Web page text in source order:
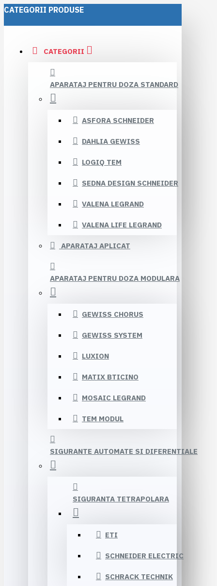
CATEGORII PRODUSE
CATEGORII
APARATAJ PENTRU DOZA STANDARD
ASFORA SCHNEIDER
DAHLIA GEWISS
LOGIQ TEM
SEDNA DESIGN SCHNEIDER
VALENA LEGRAND
VALENA LIFE LEGRAND
APARATAJ APLICAT
APARATAJ PENTRU DOZA MODULARA
GEWISS CHORUS
GEWISS SYSTEM
LUXION
MATIX BTICINO
MOSAIC LEGRAND
TEM MODUL
SIGURANTE AUTOMATE SI DIFERENTIALE
SIGURANTA TETRAPOLARA
ETI
SCHNEIDER ELECTRIC
SCHRACK TECHNIK